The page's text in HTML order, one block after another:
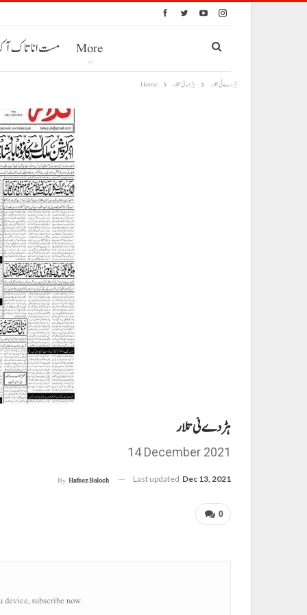
مست انا تاک More
Home ہڑدیئی تلار ہڑدے ئی تلار
ہڑدے ئی تلار
14 December 2021
By Hafeez Baloch Last updated Dec 13, 2021
0
subscribe now.